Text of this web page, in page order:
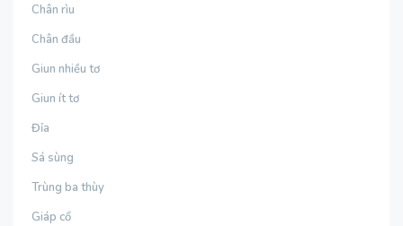
Chân rìu
Chân đầu
Giun nhiều tơ
Giun ít tơ
Đỉa
Sá sùng
Trùng ba thùy
Giáp cổ